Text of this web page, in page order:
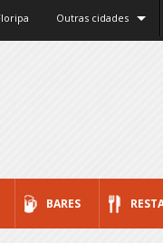
Outras cidades
BARES